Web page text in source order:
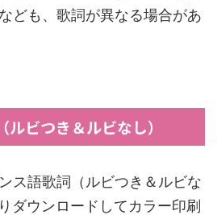
ども、歌詞が異なる場合があ
ビつき＆ルビなし）
ス語歌詞（ルビつき＆ルビな
ダウンロードしてカラー印刷